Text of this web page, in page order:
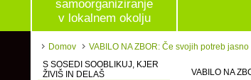
samoorganiziranje
v lokalnem okolju
Domov
VABILO NA ZBOR: Če svojih potreb
S SOSEDI SOOBLIKUJ, KJER
ŽIVIŠ IN DELAŠ
VABILO NA